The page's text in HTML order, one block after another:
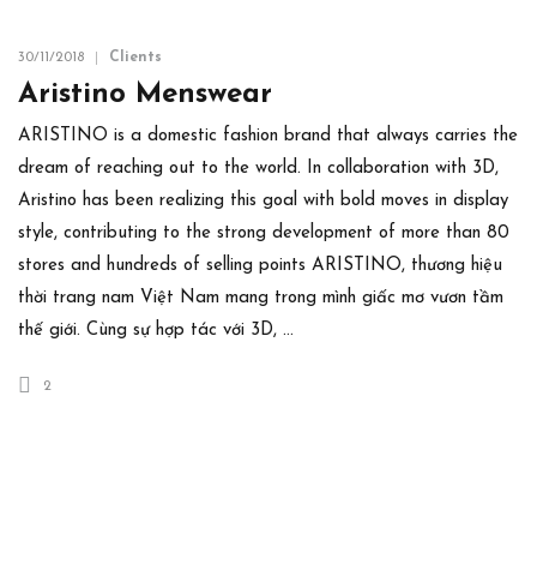
30/11/2018 Clients
Aristino Menswear
ARISTINO is a domestic fashion brand that always carries the
dream of reaching out to the world. In collaboration with 3D,
Aristino has been realizing this goal with bold moves in display
style, contributing to the strong development of more than 80
stores and hundreds of selling points ARISTINO, thương hiệu
thời trang nam Việt Nam mang trong mình giấc mơ vươn tầm
thế giới. Cùng sự hợp tác với 3D, …
2